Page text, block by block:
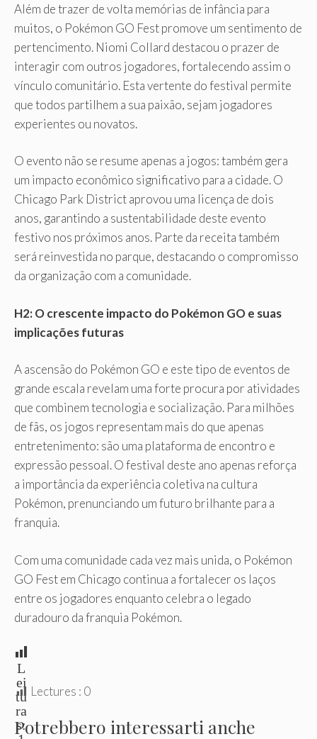
Além de trazer de volta memórias de infância para
muitos, o Pokémon GO Fest promove um sentimento de
pertencimento. Niomi Collard destacou o prazer de
interagir com outros jogadores, fortalecendo assim o
vínculo comunitário. Esta vertente do festival permite
que todos partilhem a sua paixão, sejam jogadores
experientes ou novatos.
O evento não se resume apenas a jogos: também gera
um impacto econômico significativo para a cidade. O
Chicago Park District aprovou uma licença de dois
anos, garantindo a sustentabilidade deste evento
festivo nos próximos anos. Parte da receita também
será reinvestida no parque, destacando o compromisso
da organização com a comunidade.
H2: O crescente impacto do Pokémon GO e suas
implicações futuras
A ascensão do Pokémon GO e este tipo de eventos de
grande escala revelam uma forte procura por atividades
que combinem tecnologia e socialização. Para milhões
de fãs, os jogos representam mais do que apenas
entretenimento: são uma plataforma de encontro e
expressão pessoal. O festival deste ano apenas reforça
a importância da experiência coletiva na cultura
Pokémon, prenunciando um futuro brilhante para a
franquia.
Com uma comunidade cada vez mais unida, o Pokémon
GO Fest em Chicago continua a fortalecer os laços
entre os jogadores enquanto celebra o legado
duradouro da franquia Pokémon.
L
ei
tu
ra
s:
Lectures : 0
Potrebbero interessarti anche